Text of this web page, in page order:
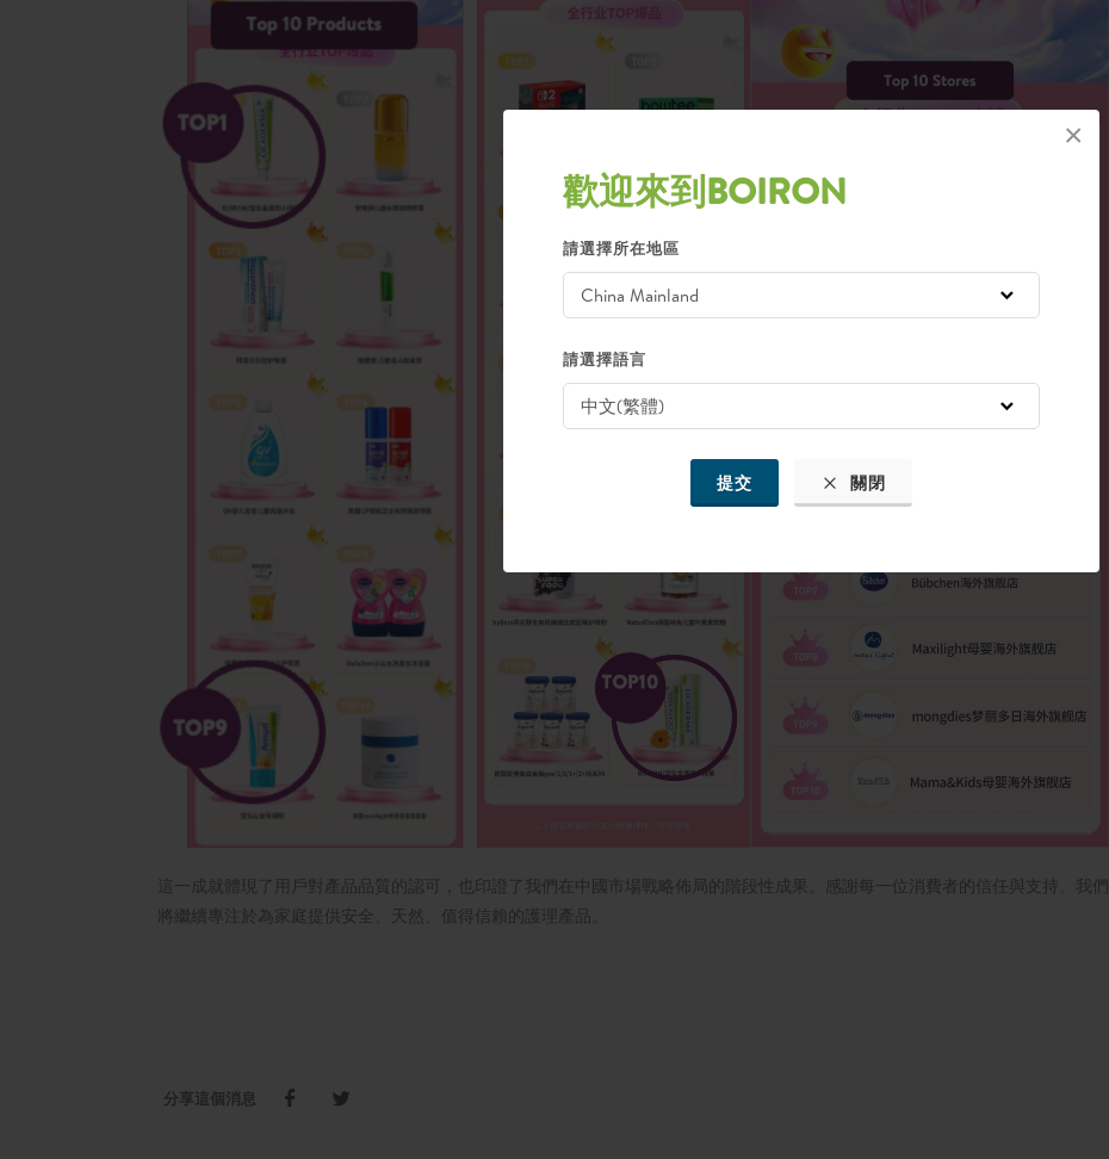
×
歡迎來到BOIRON
請選擇所在地區
請選擇語言
提交 關閉
這一成就體現了用戶對產品品質的認可，也印證了我們在中國市場戰略佈局的階段性成果。感謝每一位消費者的信任與支持。我們
將繼續專注於為家庭提供安全、天然、值得信賴的護理產品。
分享這個消息